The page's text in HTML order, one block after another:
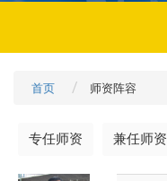
首页 师资阵容
专任师资 兼任师资